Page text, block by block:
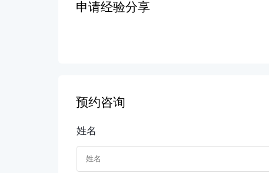
申请经验分享
预约咨询
姓名